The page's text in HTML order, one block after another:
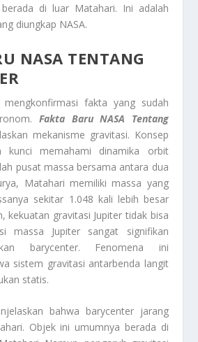
di luar Matahari. Ini adalah
diungkap NASA.
NASA TENTANG
mengkonfirmasi fakta yang sudah
Fakta Baru NASA Tentang
mekanisme gravitasi. Konsep
kunci memahami dinamika orbit
pusat massa bersama antara dua
Matahari memiliki massa yang
sekitar 1.048 kali lebih besar
kekuatan gravitasi Jupiter tidak bisa
massa Jupiter sangat signifikan
barycenter. Fenomena ini
sistem gravitasi antarbenda langit
statis.
bahwa barycenter jarang
Objek ini umumnya berada di